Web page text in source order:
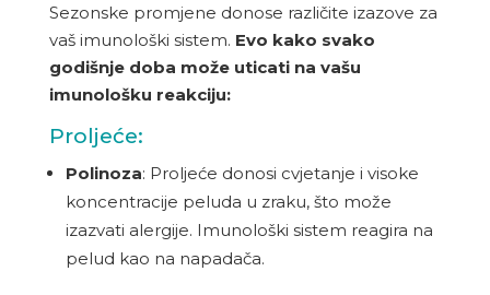
Sezonske promjene donose različite izazove za
vaš imunološki sistem. Evo kako svako
godišnje doba može uticati na vašu
imunološku reakciju:
Proljeće:
Polinoza: Proljeće donosi cvjetanje i visoke
koncentracije peluda u zraku, što može
izazvati alergije. Imunološki sistem reagira na
pelud kao na napadača.